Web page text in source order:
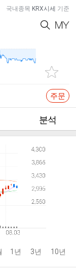
국내종목 KRX시세 기준
주문
분석
1년 3년 10년